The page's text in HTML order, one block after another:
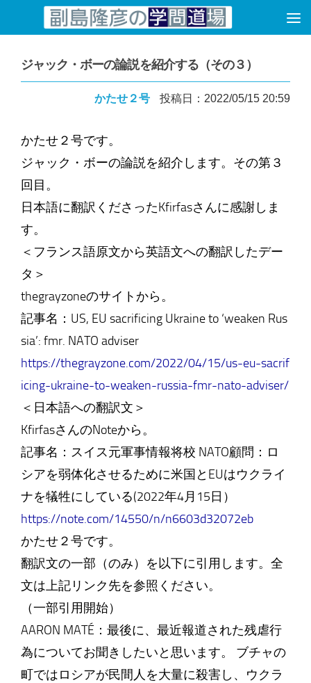
コンテンツへスキップ
ジャック・ボーの論説を紹介する（その３）
かたせ２号 投稿日：2022/05/15 20:59
かたせ２号です。
ジャック・ボーの論説を紹介します。その第３
回目。
日本語に翻訳くださったKfirfasさんに感謝しま
す。
＜フランス語原文から英語文への翻訳したデー
タ＞
thegrayzoneのサイトから。
記事名：US, EU sacrificing Ukraine to ‘weaken Rus
sia’: fmr. NATO adviser
https://thegrayzone.com/2022/04/15/us-eu-sacrif
icing-ukraine-to-weaken-russia-fmr-nato-adviser/
＜日本語への翻訳文＞
KfirfasさんのNoteから。
記事名：スイス元軍事情報将校 NATO顧問：ロ
シアを弱体化させるために米国とEUはウクライ
ナを犠牲にしている(2022年4月15日）
https://note.com/14550/n/n6603d32072eb
かたせ２号です。
翻訳文の一部（のみ）を以下に引用します。全
文は上記リンク先を参照ください。
（一部引用開始）
AARON MATÉ：最後に、最近報道された残虐行
為についてお聞きしたいと思います。 ブチャの
町ではロシアが民間人を大量に殺害し、ウクラ